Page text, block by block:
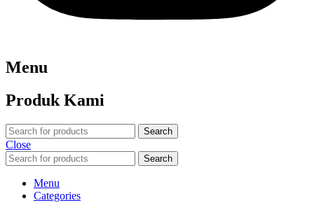
Menu
Produk Kami
Search
Close
Search
Menu
Categories